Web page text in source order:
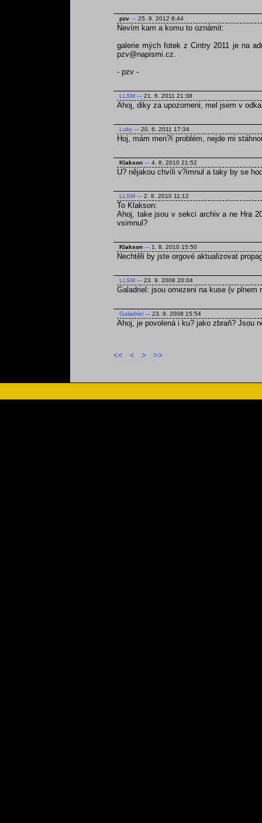
pzv --- 25. 9. 2012 8:44
Nevím kam a komu to oznámit:
galerie mých fotek z Cintry 2011 je na
pzv@napismi.cz.
- pzv -
LLSM --- 21. 6. 2011 21:38
Ahoj, diky za upozorneni, mel jsem v
Luky --- 20. 6. 2011 17:34
Hoj, mám men?í problém, nejde mi
Klakson --- 4. 8. 2010 21:52
U? nějakou chvíli v?imnul a taky by se
LLSM --- 2. 8. 2010 11:12
To Klakson:
Ahoj, take jsou v sekci archiv a ne Hra
vsimnul?
Klakson --- 1. 8. 2010 15:50
Nechtěli by jste orgové aktualizovat
LLSM --- 23. 9. 2008 20:04
Galadriel: jsou omezeni na kuse (v plnem
Galadriel --- 23. 9. 2008 15:54
Ahoj, je povolená i ku? jako zbraň? Jsou
<< < > >>